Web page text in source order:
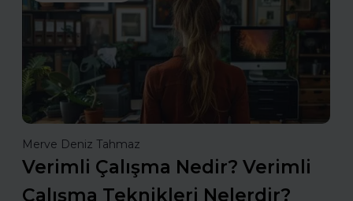
Merve Deniz Tahmaz
Verimli Çalışma Nedir? Verimli
Çalışma Teknikleri Nelerdir?